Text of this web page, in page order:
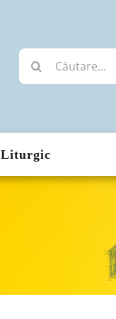
Cautare...
Liturgic